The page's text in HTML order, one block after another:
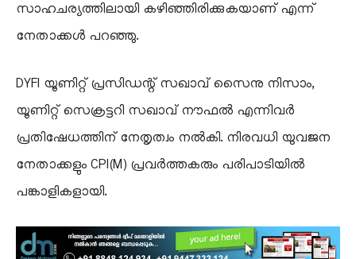
സാഹചര്യത്തിലായി കഴിഞ്ഞിരിക്കുകയാണ് എന്ന്
നേതാക്കൾ പറഞ്ഞു.
DYFI യൂണിറ്റ് പ്രസിഡന്റ് സഖാവ് സൈനു നിസാം,
യൂണിറ്റ് സെക്രട്ടറി സഖാവ് നൗഫൽ എന്നിവർ
പ്രതിഷേധത്തിന് നേതൃത്വം നൽകി. നിരവധി യുവജന
നേതാക്കളും CPI(M) പ്രവർത്തകരും പരിപാടിയിൽ
പങ്കാളികളായി.